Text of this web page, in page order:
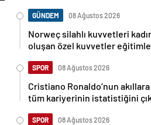
GÜNDEM 08 Ağustos 2026
Norweç silahlı kuvvetleri
oluşan özel kuvvetler
SPOR 08 Ağustos 2026
Cristiano Ronaldo’nun
tüm kariyerinin istatistiğini
SPOR 08 Ağustos 2026